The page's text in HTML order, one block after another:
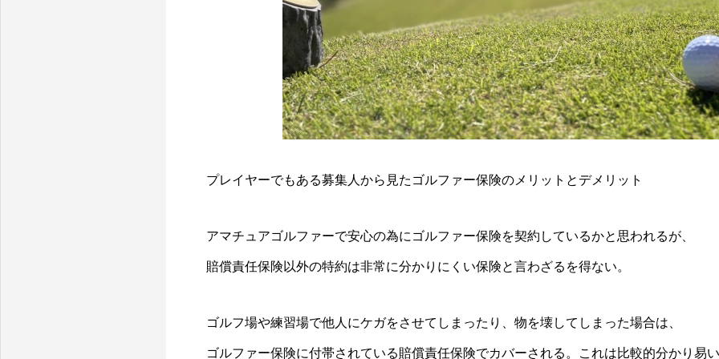
プレイヤーでもある募集人から見たゴルファー保険のメリットとデメリット
アマチュアゴルファーで安心の為にゴルファー保険を契約しているかと思われるが、
賠償責任保険以外の特約は非常に分かりにくい保険と言わざるを得ない。
ゴルフ場や練習場で他人にケガをさせてしまったり、物を壊してしまった場合は、
ゴルファー保険に付帯されている賠償責任保険でカバーされる。これは比較的分かり易